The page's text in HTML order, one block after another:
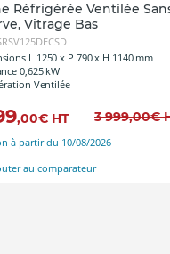
Réfrigérée Ventilée
Vitrage Bas
L 1250 x P 790 x H 1140 mm
0,625 kW
Ventilée
,00€ HT 3 999,00€
à partir du 10/08/2026
au comparateur